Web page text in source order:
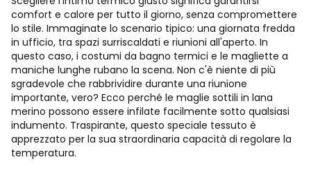
comfort e calore per tutto il giorno, senza compromettere
lo stile. Immaginate lo scenario tipico: una giornata fredda
in ufficio, tra spazi surriscaldati e riunioni all'aperto. In
questo caso, i costumi da bagno termici e le magliette a
maniche lunghe rubano la scena. Non c'è niente di più
sgradevole che rabbrividire durante una riunione
importante, vero? Ecco perché le maglie sottili in lana
merino possono essere infilate facilmente sotto qualsiasi
indumento. Traspirante, questo speciale tessuto è
apprezzato per la sua straordinaria capacità di regolare la
temperatura.